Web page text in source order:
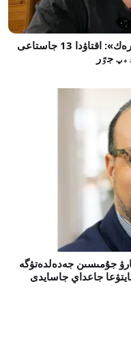
«بالامنىڭ ٶلٸمٸنە قاتىستى جاۋاپ كەرەك»: اقتاۋدا 13 جاستاعى
جٷر
جۇمىسىن جەدەلدەتۋگە
جاعداي جاسايدى